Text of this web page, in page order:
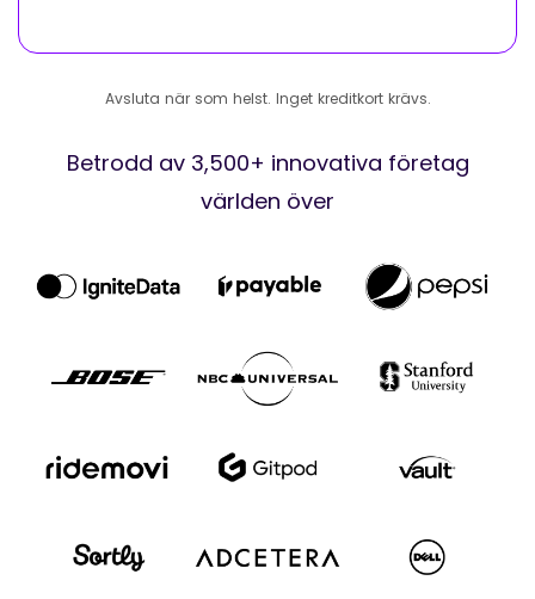
Avsluta när som helst. Inget kreditkort krävs.
Betrodd av 3,500+ innovativa företag
världen över